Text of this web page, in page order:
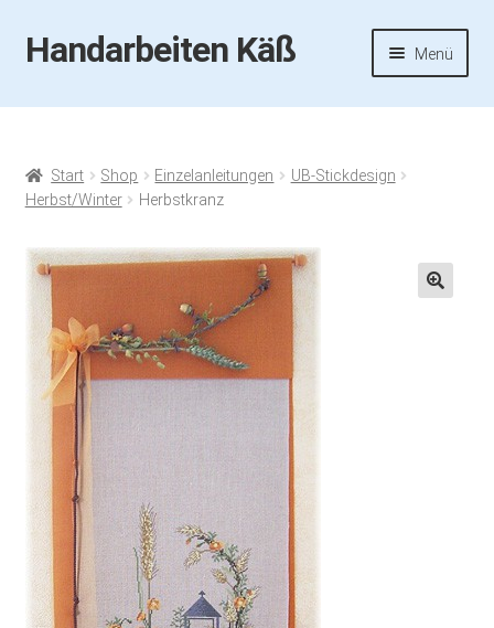
Zur
Navigation
Zum
Inhalt
Handarbeiten Käß Menü
Startseite
Aktuelles
Termine
Handarbeiten-Käß-Shop
Kasse
Mein Konto
Start Shop Einzelanleitungen
UB-Stickdesign
Herbst/Winter
Herbstkranz